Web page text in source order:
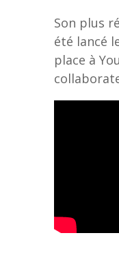
Son plus
été lancé
place à